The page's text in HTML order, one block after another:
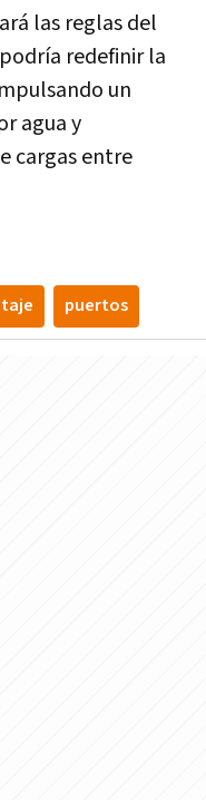
las reglas del
redefinir la
un
agua y
cargas entre
puertos